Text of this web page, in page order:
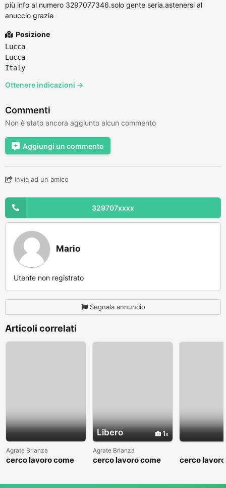
più info al numero 3297077346.solo gente seria.astenersi al
anuccio grazie
Posizione
Lucca
Lucca
Italy
Ottenere indicazioni →
Commenti
Non è stato ancora aggiunto alcun commento
Aggiungi un commento
Invia ad un amico
329707xxxx
Mario
Utente non registrato
Segnala annuncio
Articoli correlati
Agrate Brianza
cerco lavoro come
Libero 1
Agrate Brianza
cerco lavoro come
cerco